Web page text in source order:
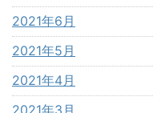
2021年6月
2021年5月
2021年4月
2021年3月